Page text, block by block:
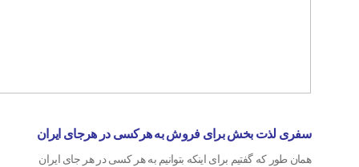
سفری لذت بخش برای فروش به هرکسی در هرجای ایران
همان طور که گفتیم برای اینکه بتوانیم به هر کسی در هر جای ایران